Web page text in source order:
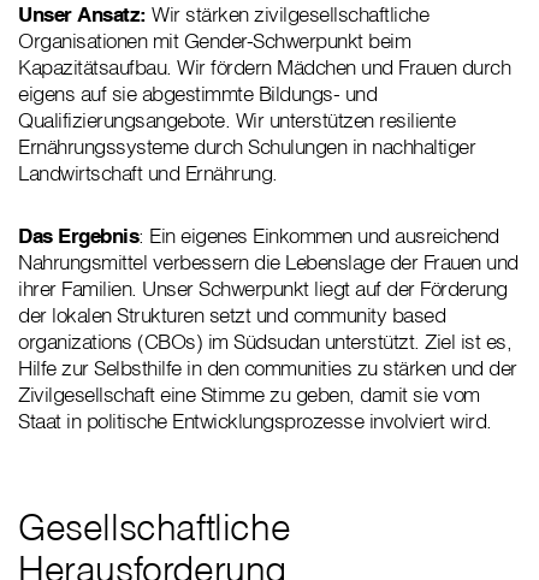
Unser Ansatz: Wir stärken zivilgesellschaftliche
Organisationen mit Gender-Schwerpunkt beim
Kapazitätsaufbau. Wir fördern Mädchen und Frauen durch
eigens auf sie abgestimmte Bildungs- und
Qualifizierungsangebote. Wir unterstützen resiliente
Ernährungssysteme durch Schulungen in nachhaltiger
Landwirtschaft und Ernährung.
Das Ergebnis: Ein eigenes Einkommen und ausreichend
Nahrungsmittel verbessern die Lebenslage der Frauen und
ihrer Familien. Unser Schwerpunkt liegt auf der Förderung
der lokalen Strukturen setzt und community based
organizations (CBOs) im Südsudan unterstützt. Ziel ist es,
Hilfe zur Selbsthilfe in den communities zu stärken und der
Zivilgesellschaft eine Stimme zu geben, damit sie vom
Staat in politische Entwicklungsprozesse involviert wird.
Gesellschaftliche
Herausforderung